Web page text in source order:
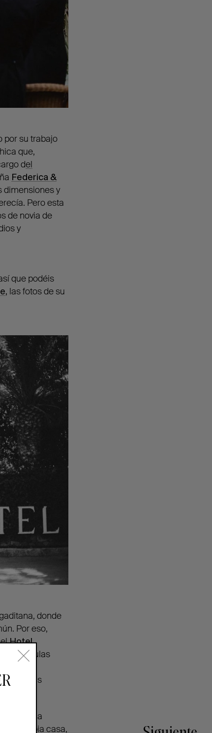
por su trabajo
que,
del
Federica &
dimensiones y
Pero esta
de novia de
y
que podéis
, las fotos de su
donde
Por eso,
elHotel
películas
todas sus
ser la
su propia casa,